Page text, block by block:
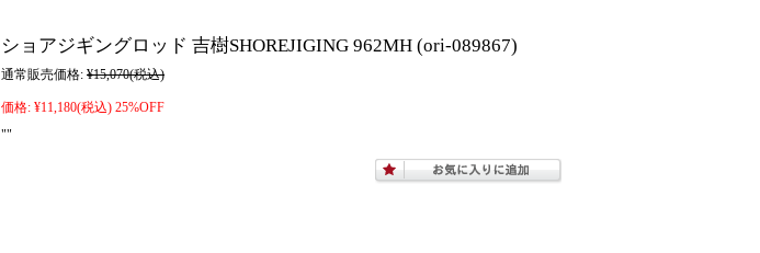
ショアジギングロッド 吉樹SHOREJIGING 962MH (ori-089867)
通常販売価格: ¥15,070(税込)
価格: ¥11,180(税込) 25%OFF
""